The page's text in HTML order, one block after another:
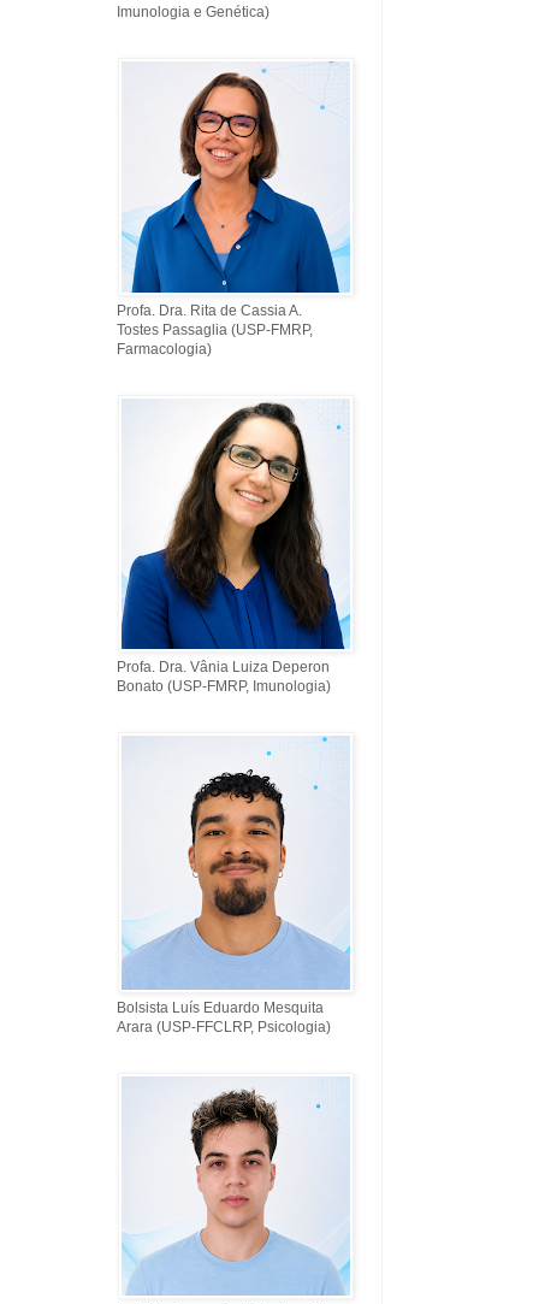
Imunologia e Genética)
Profa. Dra. Rita de Cassia A.
Tostes Passaglia (USP-FMRP,
Farmacologia)
Profa. Dra. Vânia Luiza Deperon
Bonato (USP-FMRP, Imunologia)
Bolsista Luís Eduardo Mesquita
Arara (USP-FFCLRP, Psicologia)